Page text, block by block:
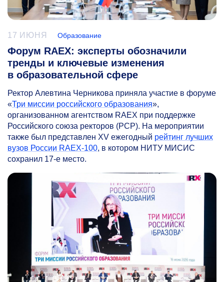
17 ИЮНЯ Образование
Форум RAEX: эксперты обозначили
тренды и ключевые изменения
в образовательной сфере
Ректор Алевтина Черникова приняла участие в форуме
«Три миссии российского образования»,
организованном агентством RAEX при поддержке
Российского союза ректоров (РСР). На мероприятии
также был представлен XV ежегодный рейтинг лучших
вузов России RAEX-100, в котором НИТУ МИСИС
сохранил 17-е место.